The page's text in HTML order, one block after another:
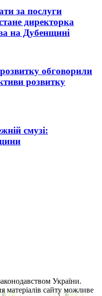
за послуги
директорка
на Дубенщині
розвитку обговорили
розвитку
смузі:
України.
матеріалів сайту можливе